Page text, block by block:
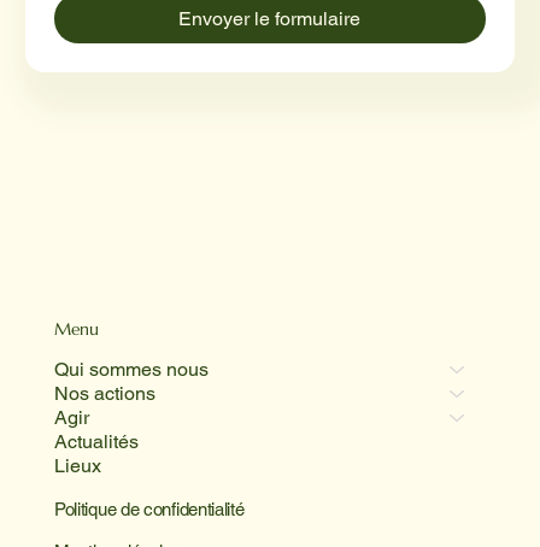
Menu
Qui sommes nous
Nos actions
Agir
Actualités
Lieux
Politique de confidentialité
Envoyer le formulaire